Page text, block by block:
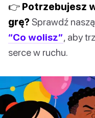
👉 Potrzebujesz
grę? Sprawdź
“Co wolisz”, aby
serce w ruchu.